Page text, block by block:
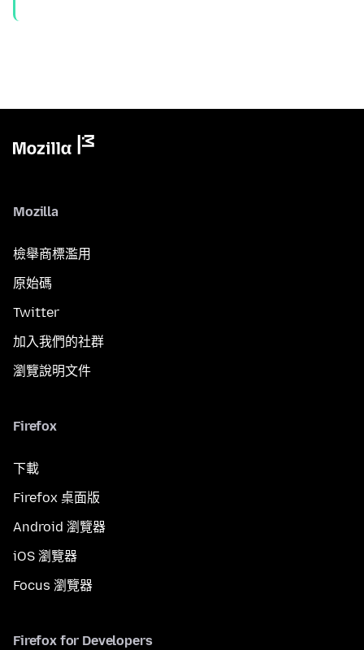
Mozilla
檢舉商標濫用
原始碼
Twitter
加入我們的社群
瀏覽說明文件
Firefox
下載
Firefox 桌面版
Android 瀏覽器
iOS 瀏覽器
Focus 瀏覽器
Firefox for Developers